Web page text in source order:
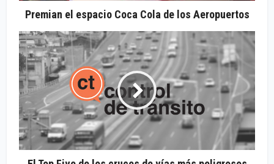
Premian el espacio Coca Cola de los Aeropuertos